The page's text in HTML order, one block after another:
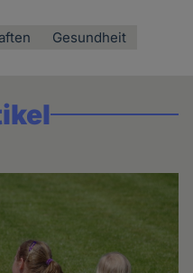
Gesundheit